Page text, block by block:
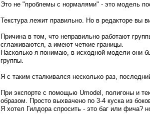
Это не "проблемы с нормалями" - это модель
Текстура лежит правильно. Но в редакторе вы
Причина в том, что неправильно работают
сглаживаются, а имеют четкие границы.
Насколько я понимаю, в исходной модели они
группы.
Я с таким сталкивался несколько раз,
При экспорте с помощью Umodel, полигоны и
образом. Просто выхвачено по 3-4 куска из
Я хотел Гилдора спросить - это баг или фича?